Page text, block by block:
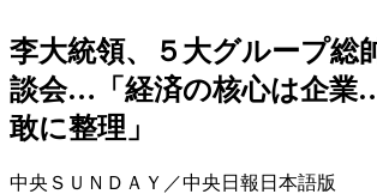
李大統領、５大グループ総
談会…「経済の核心は企業
敢に整理」
中央ＳＵＮＤＡＹ／中央日報日本語版